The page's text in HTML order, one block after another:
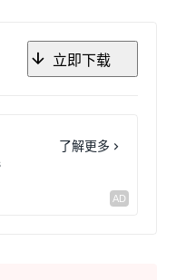
立即下载
了解更多